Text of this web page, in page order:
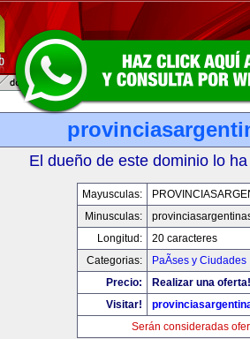
El dueño de este dominio lo
Mayusculas:
Minusculas:
Longitud:
20 caracteres
Categorias:
PaÃ­ses y Ciudades
Precio:
Realizar una oferta!
Visitar!
Serán consideradas